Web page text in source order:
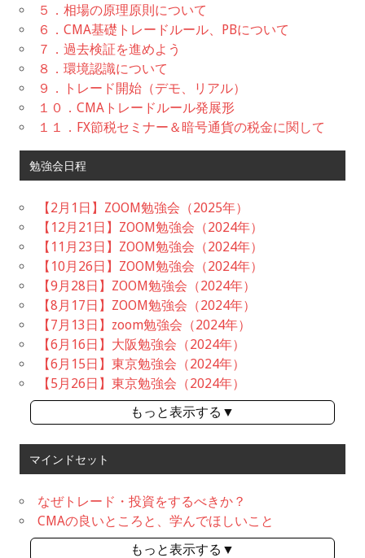
５．相場の原理原則について
６．CMA基礎トレードルール、PBについて
７．過去検証を進めよう
８．環境認識について
９．トレード開始（デモ、リアル）
１０．CMAトレードルール発展形
１１．FX節税セミナー＆暗号通貨の税金に関して
勉強会日程
【2月1日】ZOOM勉強会（2025年）
【12月21日】ZOOM勉強会（2024年）
【11月23日】ZOOM勉強会（2024年）
【10月26日】ZOOM勉強会（2024年）
【9月28日】ZOOM勉強会（2024年）
【8月17日】ZOOM勉強会（2024年）
【7月13日】zoom勉強会（2024年）
【6月16日】大阪勉強会（2024年）
【6月15日】東京勉強会（2024年）
【5月26日】東京勉強会（2024年）
もっと表示する▼
マインドセット
なぜトレード・投資をするべきか？
CMAの良いところと、学んでほしいこと
もっと表示する▼